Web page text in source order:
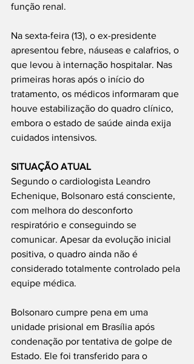
função renal.
Na sexta-feira (13), o ex-presidente
apresentou febre, náuseas e calafrios, o
que levou à internação hospitalar. Nas
primeiras horas após o início do
tratamento, os médicos informaram que
houve estabilização do quadro clínico,
embora o estado de saúde ainda exija
cuidados intensivos.
SITUAÇÃO ATUAL
Segundo o cardiologista Leandro
Echenique, Bolsonaro está consciente,
com melhora do desconforto
respiratório e conseguindo se
comunicar. Apesar da evolução inicial
positiva, o quadro ainda não é
considerado totalmente controlado pela
equipe médica.
Bolsonaro cumpre pena em uma
unidade prisional em Brasília após
condenação por tentativa de golpe de
Estado. Ele foi transferido para o